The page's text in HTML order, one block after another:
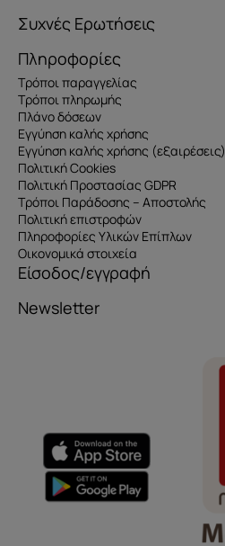
e-mail
Το μήνυμά σας
Συχνές Ερωτήσεις
Πληροφορίες
Τρόποι παραγγελίας
Τρόποι πληρωμής
Πλάνο δόσεων
Εγγύηση καλής χρήσης
Εγγύηση καλής χρήσης (εξαιρέσεις)
Πολιτική Cookies
Πολιτική Προστασίας GDPR
Τρόποι Παράδοσης – Αποστολής
Πολιτική επιστροφών
Πληροφορίες Υλικών Επίπλων
Οικονομικά στοιχεία
Είσοδος/εγγραφή
Newsletter